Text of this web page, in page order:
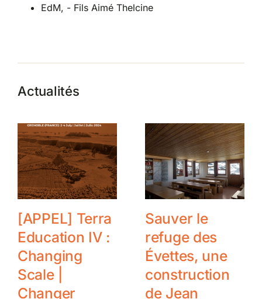
EdM, - Fils Aimé Thelcine
Actualités
[APPEL] Terra
Education IV :
Changing
Scale |
Changer
Sauver le
refuge des
Évettes, une
construction
de Jean